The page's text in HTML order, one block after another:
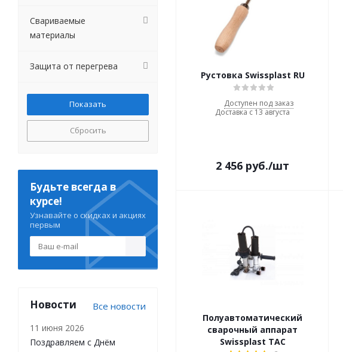
Рустовка Swissplast RU
Доступен под заказ
Доставка с 13 августа
2 456 руб./шт
Полуавтоматический
сварочный аппарат
Swissplast TAC
Свариваемые
материалы
Защита от перегрева
Сбросить
Будьте всегда в
курсе!
Узнавайте о скидках и акциях
первым
Новости Все новости
11 июня 2026
Поздравляем с Днём